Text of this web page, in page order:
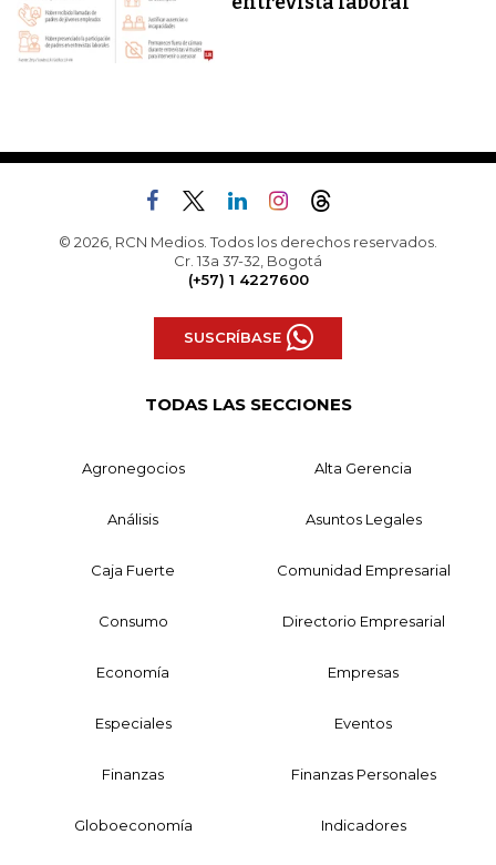
© 2026, RCN Medios. Todos los derechos reservados.
Cr. 13a 37-32, Bogotá
(+57) 1 4227600
SUSCRÍBASE
TODAS LAS SECCIONES
Agronegocios Alta Gerencia
Análisis Asuntos Legales
Caja Fuerte Comunidad Empresarial
Consumo Directorio Empresarial
Economía Empresas
Especiales Eventos
Finanzas Finanzas Personales
Globoeconomía Indicadores